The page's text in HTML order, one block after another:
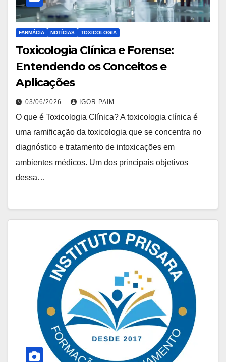
FARMÁCIA NOTÍCIAS TOXICOLOGIA
Toxicologia Clínica e Forense:
Entendendo os Conceitos e
Aplicações
03/06/2026 IGOR PAIM
O que é Toxicologia Clínica? A toxicologia clínica é
uma ramificação da toxicologia que se concentra no
diagnóstico e tratamento de intoxicações em
ambientes médicos. Um dos principais objetivos
dessa…